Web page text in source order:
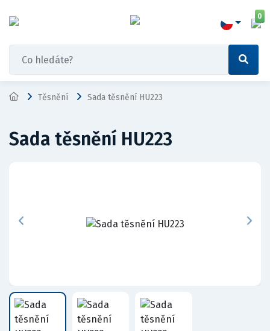
0
Těsnění Sada těsnění HU223
Sada těsnění HU223